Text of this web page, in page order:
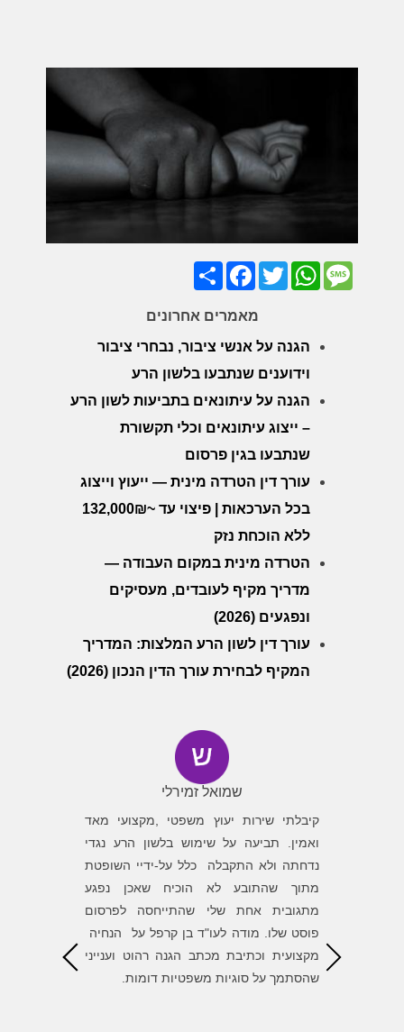
Share
FacebookTwitter
WhatsAppMessage
מאמרים אחרונים
הגנה על אנשי ציבור, נבחרי ציבור
וידוענים שנתבעו בלשון הרע
הגנה על עיתונאים בתביעות לשון הרע
– ייצוג עיתונאים וכלי תקשורת
שנתבעו בגין פרסום
עורך דין הטרדה מינית — ייעוץ וייצוג
בכל הערכאות | פיצוי עד ~132,000₪
ללא הוכחת נזק
הטרדה מינית במקום העבודה —
מדריך מקיף לעובדים, מעסיקים
ונפגעים (2026)
עורך דין לשון הרע המלצות: המדריך
המקיף לבחירת עורך הדין הנכון (2026)
שמואל זמירלי
קיבלתי שירות יעוץ משפטי ,מקצועי מאד
ואמין. תביעה על שימוש בלשון הרע נגדי
נדחתה ולא התקבלה כלל על-ידיי השופטת
מתוך שהתובע לא הוכיח שאכן נפגע
מתגובית אחת שלי שהתייחסה לפרסום
פוסט שלו. מודה לעו"ד בן קרפל על הנחיה
מקצועית וכתיבת מכתב הגנה רהוט וענייני
שהסתמך על סוגיות משפטיות דומות.